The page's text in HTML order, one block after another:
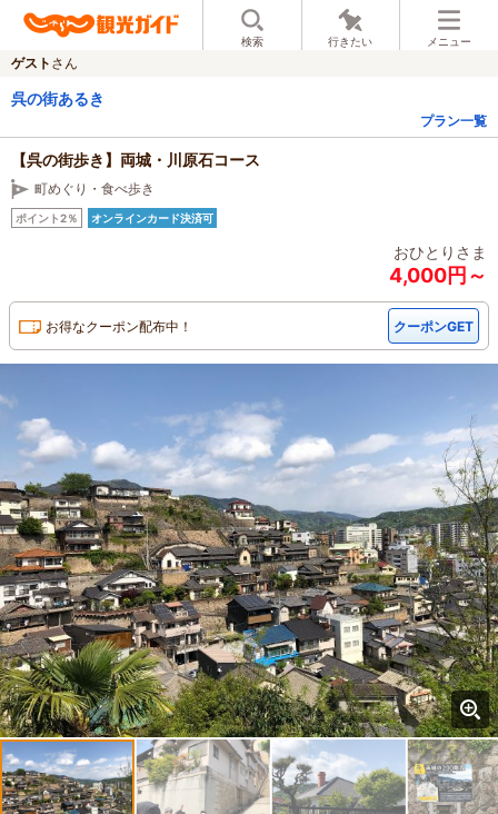
検索 行きたい メニュー
ゲスト さん
呉の街あるき
プラン一覧
【呉の街歩き】両城・川原石コース
町めぐり・食べ歩き
ポイント2％ オンラインカード決済可
おひとりさま
4,000円～
お得なクーポン配布中！ クーポンGET